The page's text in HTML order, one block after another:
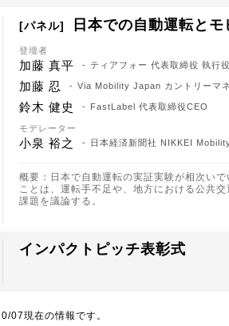
パネル 日本での自動運転と
登壇者
加藤 真平 ティアフォー 代表取締役 執行
加藤 忍 Via Mobility Japan カントリーマ
鈴木 健史 FastLabel 代表取締役CEO
モデレーター
小泉 裕之 日本経済新聞社 NIKKEI
概要：日本で自動運転の実証実験が相次い
ことは、運転手不足や、地方における公共
課題を議論する。
インパクトピッチ表彰式
07現在の情報です。